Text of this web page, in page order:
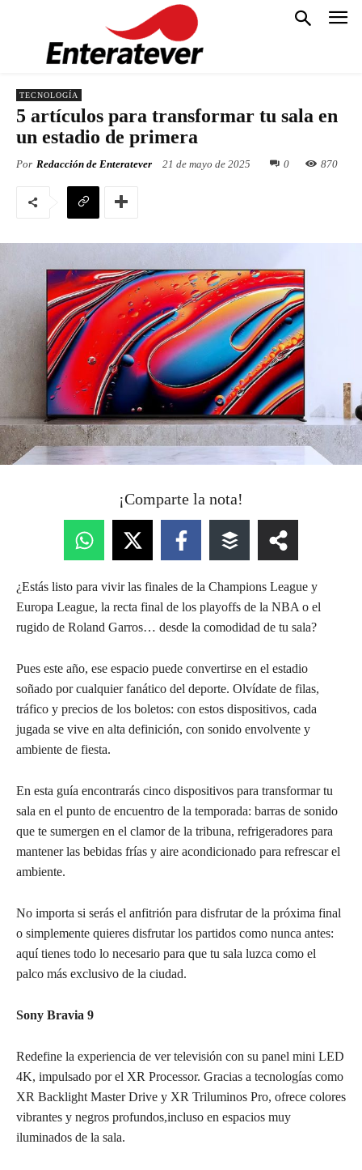
TECNOLOGÍA
5 artículos para transformar tu sala en
un estadio de primera
Por Redacción de Enteratever 21 de mayo de 2025 0 870
¡Comparte la nota!
¿Estás listo para vivir las finales de la Champions League y
Europa League, la recta final de los playoffs de la NBA o el
rugido de Roland Garros… desde la comodidad de tu sala?
Pues este año, ese espacio puede convertirse en el estadio
soñado por cualquier fanático del deporte. Olvídate de filas,
tráfico y precios de los boletos: con estos dispositivos, cada
jugada se vive en alta definición, con sonido envolvente y
ambiente de fiesta.
En esta guía encontrarás cinco dispositivos para transformar tu
sala en el punto de encuentro de la temporada: barras de sonido
que te sumergen en el clamor de la tribuna, refrigeradores para
mantener las bebidas frías y aire acondicionado para refrescar el
ambiente.
No importa si serás el anfitrión para disfrutar de la próxima final
o simplemente quieres disfrutar los partidos como nunca antes:
aquí tienes todo lo necesario para que tu sala luzca como el
palco más exclusivo de la ciudad.
Sony Bravia 9
Redefine la experiencia de ver televisión con su panel mini LED
4K, impulsado por el XR Processor. Gracias a tecnologías como
XR Backlight Master Drive y XR Triluminos Pro, ofrece colores
vibrantes y negros profundos,incluso en espacios muy
iluminados de la sala.